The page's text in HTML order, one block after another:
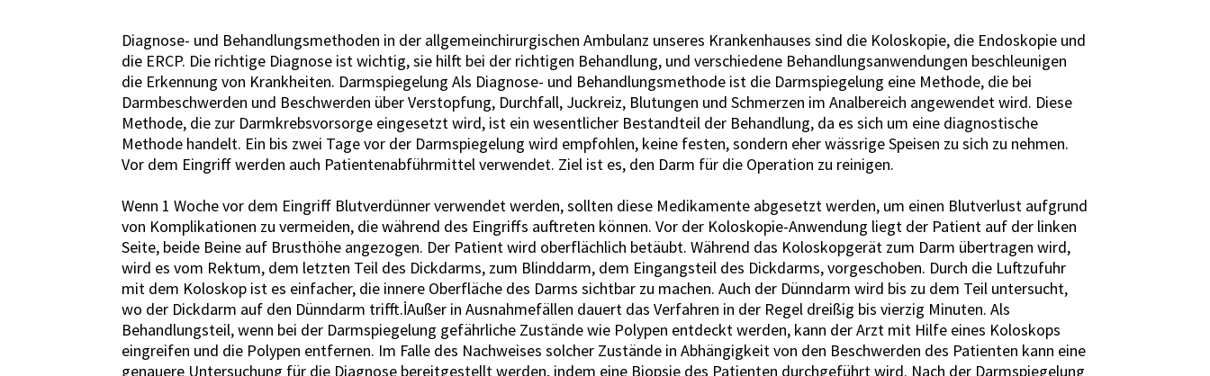
Diagnose- und Behandlungsmethoden in der allgemeinchirurgischen Ambulanz unseres Krankenhauses sind die Koloskopie, die Endoskopie und
die ERCP. Die richtige Diagnose ist wichtig, sie hilft bei der richtigen Behandlung, und verschiedene Behandlungsanwendungen beschleunigen
die Erkennung von Krankheiten. Darmspiegelung Als Diagnose- und Behandlungsmethode ist die Darmspiegelung eine Methode, die bei
Darmbeschwerden und Beschwerden über Verstopfung, Durchfall, Juckreiz, Blutungen und Schmerzen im Analbereich angewendet wird. Diese
Methode, die zur Darmkrebsvorsorge eingesetzt wird, ist ein wesentlicher Bestandteil der Behandlung, da es sich um eine diagnostische
Methode handelt. Ein bis zwei Tage vor der Darmspiegelung wird empfohlen, keine festen, sondern eher wässrige Speisen zu sich zu nehmen.
Vor dem Eingriff werden auch Patientenabführmittel verwendet. Ziel ist es, den Darm für die Operation zu reinigen.
Wenn 1 Woche vor dem Eingriff Blutverdünner verwendet werden, sollten diese Medikamente abgesetzt werden, um einen Blutverlust aufgrund
von Komplikationen zu vermeiden, die während des Eingriffs auftreten können. Vor der Koloskopie-Anwendung liegt der Patient auf der linken
Seite, beide Beine auf Brusthöhe angezogen. Der Patient wird oberflächlich betäubt. Während das Koloskopgerät zum Darm übertragen wird,
wird es vom Rektum, dem letzten Teil des Dickdarms, zum Blinddarm, dem Eingangsteil des Dickdarms, vorgeschoben. Durch die Luftzufuhr
mit dem Koloskop ist es einfacher, die innere Oberfläche des Darms sichtbar zu machen. Auch der Dünndarm wird bis zu dem Teil untersucht,
wo der Dickdarm auf den Dünndarm trifft.İAußer in Ausnahmefällen dauert das Verfahren in der Regel dreißig bis vierzig Minuten. Als
Behandlungsteil, wenn bei der Darmspiegelung gefährliche Zustände wie Polypen entdeckt werden, kann der Arzt mit Hilfe eines Koloskops
eingreifen und die Polypen entfernen. Im Falle des Nachweises solcher Zustände in Abhängigkeit von den Beschwerden des Patienten kann eine
genauere Untersuchung für die Diagnose bereitgestellt werden, indem eine Biopsie des Patienten durchgeführt wird. Nach der Darmspiegelung